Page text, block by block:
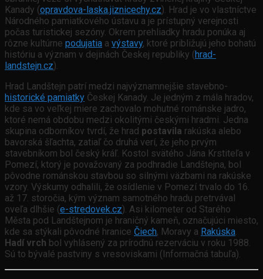
Kanady (opravdova-laska.jiznicechy.cz). Hrad je vo vlastníctve
Národného pamiatkového ústavu a je prístupný verejnosti
počas turistickej sezóny. Okrem prehliadky hradu ponúka aj
rôzne kultúrne podujatia a výstavy, ktoré približujú jeho bohatú
históriu a význam v dejinách Českej republiky (hrad-
landstejn.cz).
Hrad Landštejn patrí medzi najvýznamnejšie stavebno-
historické pamiatky Českej Kanady. Je jedným z mála hradov,
kde sa vo veľkej miere zachovalo mohutné románske jadro,
ktoré nemá obdobu medzi okolitými českými hradmi. Jedna
skupina odborníkov tvrdí, že hrad postavila rakúska alebo
bavorská šľachta, zatiaľ čo druhá verí, že jeho prvým
stavebníkom bol český kráľ. Kostol svätého Jána Krstiteľa v
Pomezí, ktorý je považovaný za podhradie Landštejna, bol
pôvodne románskou stavbou so silnými väzbami na rakúske
vzory. Výskumy odhalili, že osídlenie v Pomezí trvalo do 16.
až 17. storočia, kým význam samotného hradu pretrvával
oveľa dlhšie (e-stredovek.cz). Asi kilometer od Starého
Města pod Landštejnom je hraničný kameň, označujúci miesto,
kde sa stýkali pôvodné hranice Čiech, Moravy a Rakúska.
Hadí vrch bol vyhlásený za prírodnú rezerváciu v roku 1988.
Sú to bývalé pastviny s vresoviskami (Informačná tabuľa).